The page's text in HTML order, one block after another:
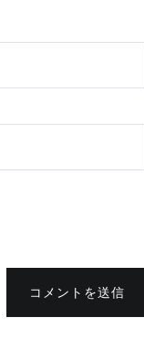
コメントを送信